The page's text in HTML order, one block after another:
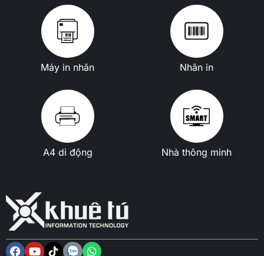
Máy in nhãn Nhãn in
A4 di động Nhà thông minh